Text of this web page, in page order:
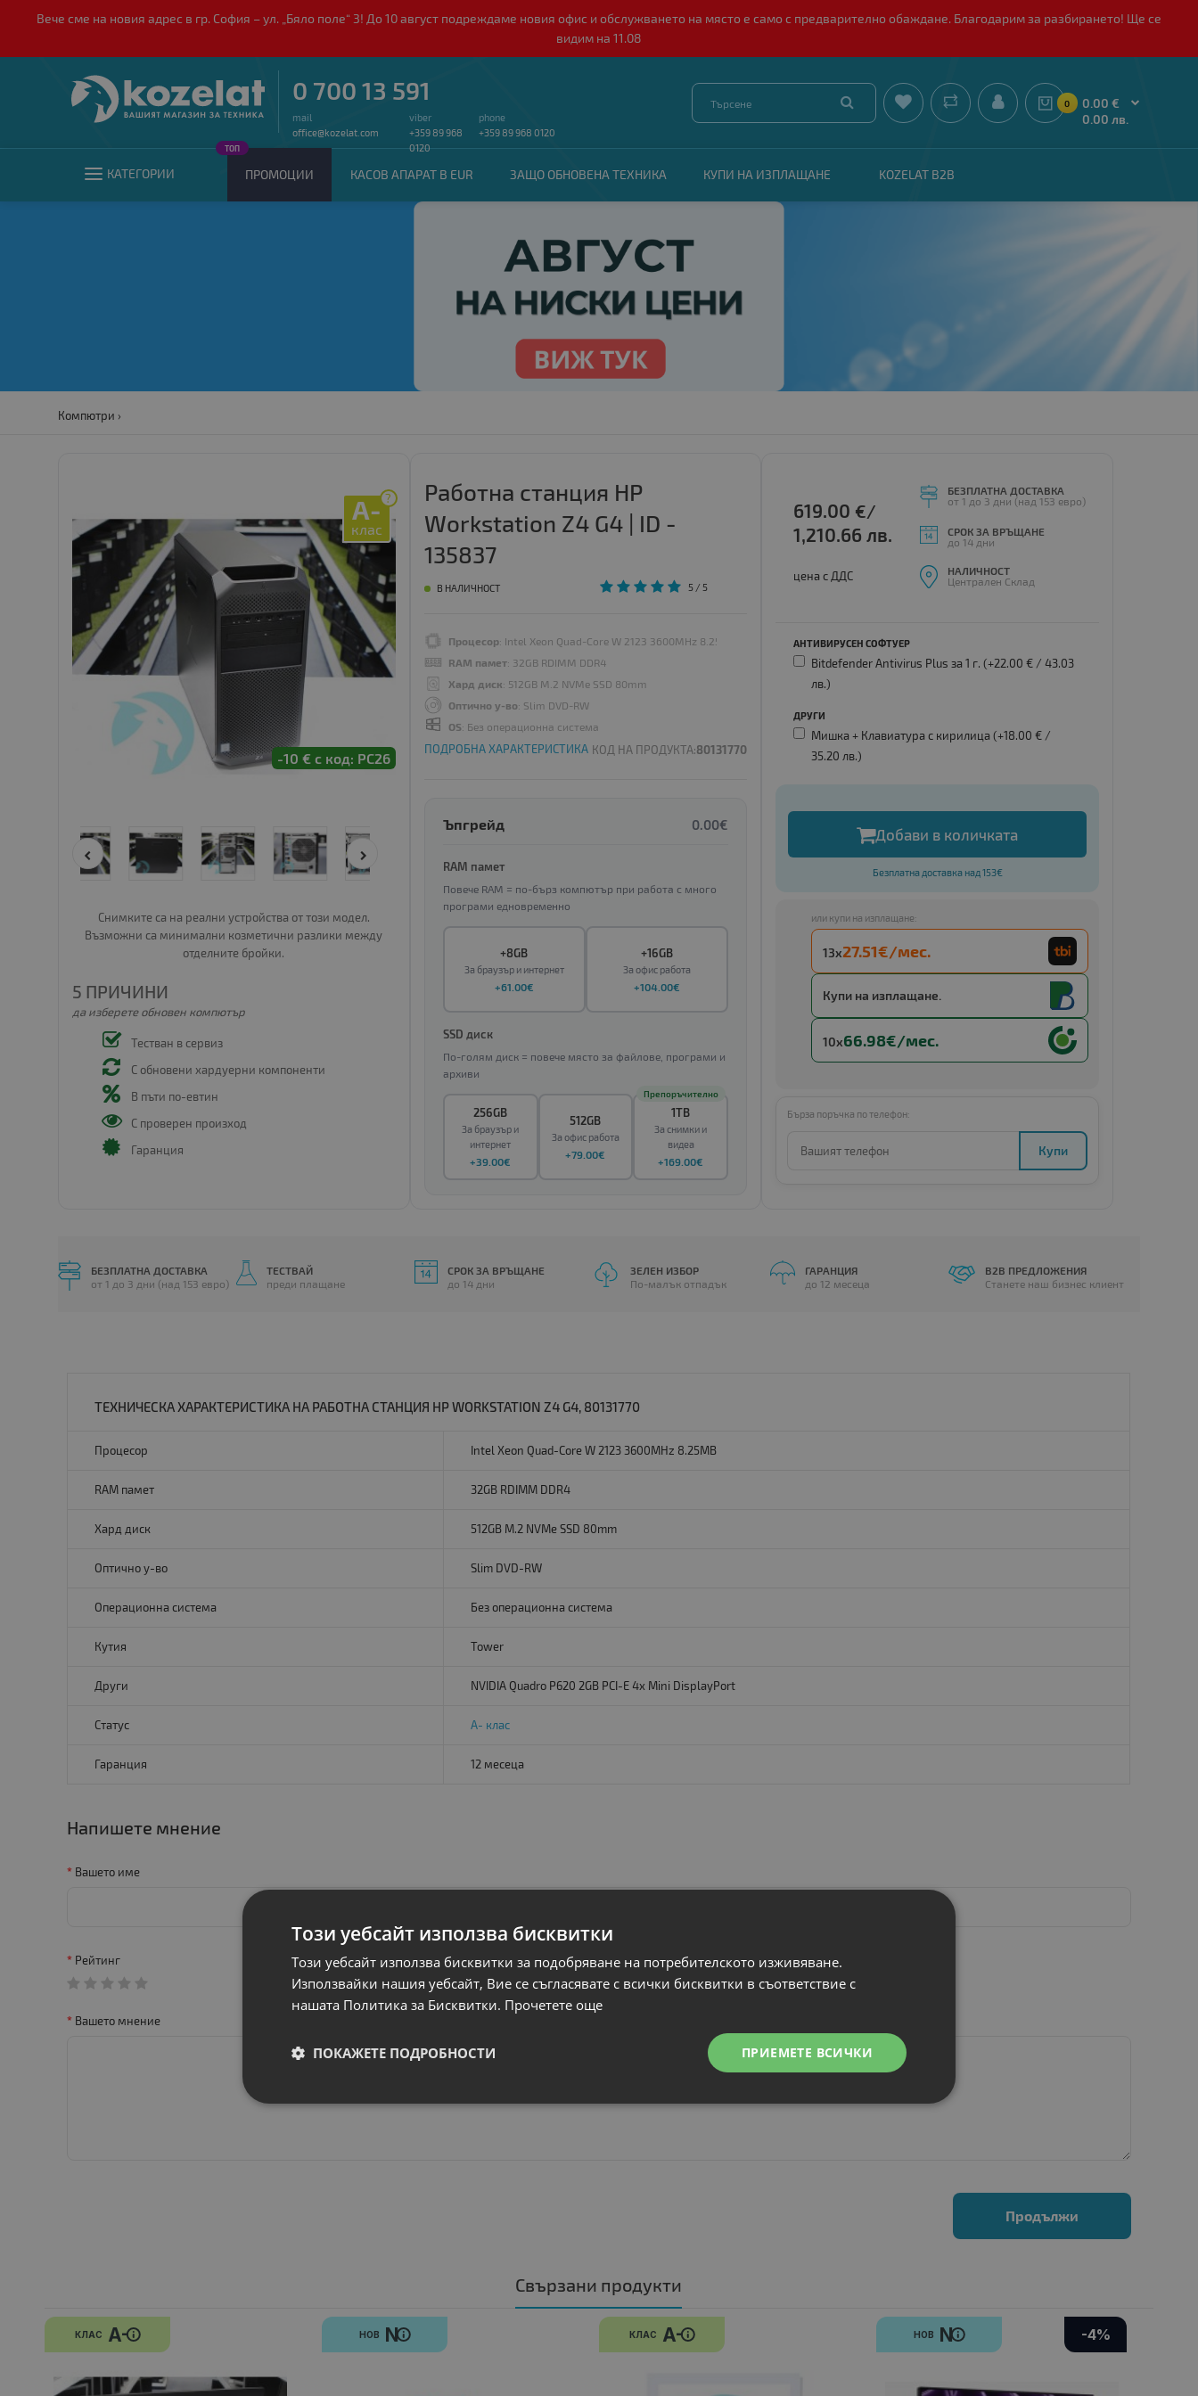
Вече сме на новия адрес в гр. София – ул. „Бяло поле“ 3! До 10 август подреждаме новия офис и обслужването на място е само с предварително обаждане. Благодарим за разбирането! Ще се
видим на 11.08
0 700 13 591
mail
office@kozelat.com
viber
+359 89 968
0120
phone
+359 89 968 0120
 0

0.00 €
0.00 лв.
КАТЕГОРИИ ПРОМОЦИИ
ТОП
КАСОВ АПАРАТ В EUR ЗАЩО ОБНОВЕНА ТЕХНИКА КУПИ НА ИЗПЛАЩАНЕ KOZELAT B2B
Компютри
-10 € с код: PC26
?
A-
клас
Снимките са на реални устройства от този модел.
Възможни са минимални козметични разлики между
отделните бройки.
5 ПРИЧИНИ
да изберете обновен компютър
Тестван в сервиз
С обновени хардуерни компоненти
В пъти по-евтин
С проверен произход
Гаранция
Работна станция HP
Workstation Z4 G4 | ID -
135837
В НАЛИЧНОСТ 5 / 5
Процесор: Intel Xeon Quad-Core W 2123 3600MHz 8.25MB
RAM памет: 32GB RDIMM DDR4
Хард диск: 512GB M.2 NVMe SSD 80mm
Оптично у-во: Slim DVD-RW
OS: Без операционна система
ПОДРОБНА ХАРАКТЕРИСТИКА КОД НА ПРОДУКТА:80131770
Ъпгрейд 0.00€
RAM памет
Повече RAM = по-бърз компютър при работа с много
програми едновременно
+8GB
За браузър и интернет
+61.00€
+16GB
За офис работа
+104.00€
SSD диск
По-голям диск = повече място за файлове, програми и
архиви
256GB
За браузър и
интернет
+39.00€
512GB
За офис работа
+79.00€
1TB
За снимки и
видеа
+169.00€
Препоръчително
619.00 €/
1,210.66 лв.
цена с ДДС
БЕЗПЛАТНА ДОСТАВКА
от 1 до 3 дни (над 153 евро)
СРОК ЗА ВРЪЩАНЕ
до 14 дни
НАЛИЧНОСТ
Централен Склад
АНТИВИРУСЕН СОФТУЕР
Bitdefender Antivirus Plus за 1 г. (+22.00 € / 43.03
лв.)
ДРУГИ
Мишка + Клавиатура с кирилица (+18.00 € /
35.20 лв.)
Добави в количката
Безплатна доставка над 153€
или купи на изплащане:
Купи с
13 x €53.81 (13 x 105.24 BGN)
13x27.51€/мес.
Купи на изплащане.
10x66.98€/мес.
Бърза поръчка по телефон:
Купи
БЕЗПЛАТНА ДОСТАВКА
от 1 до 3 дни (над 153 евро)
ТЕСТВАЙ
преди плащане
СРОК ЗА ВРЪЩАНЕ
до 14 дни
ЗЕЛЕН ИЗБОР
По-малък отпадък
ГАРАНЦИЯ
до 12 месеца
B2B ПРЕДЛОЖЕНИЯ
Станете наш бизнес клиент
ТЕХНИЧЕСКА ХАРАКТЕРИСТИКА НА РАБОТНА СТАНЦИЯ HP WORKSTATION Z4 G4, 80131770
Процесор Intel Xeon Quad-Core W 2123 3600MHz 8.25MB
RAM памет 32GB RDIMM DDR4
Хард диск 512GB M.2 NVMe SSD 80mm
Оптично у-во Slim DVD-RW
Операционна система Без операционна система
Кутия Tower
Други NVIDIA Quadro P620 2GB PCI-E 4x Mini DisplayPort
Статус A- клас
Гаранция 12 месеца
Напишете мнение
Вашето име
Рейтинг
Вашето мнение
Продължи
Свързани продукти
КЛАС A- НОВ N КЛАС A- НОВ N -4%
Този уебсайт използва бисквитки
Този уебсайт използва бисквитки за подобряване на потребителското изживяване.
Използвайки нашия уебсайт, Вие се съгласявате с всички бисквитки в съответствие с
нашата Политика за Бисквитки. Прочетете още
ПРИЕМЕТЕ ВСИЧКИ
ПОКАЖЕТЕ ПОДРОБНОСТИ